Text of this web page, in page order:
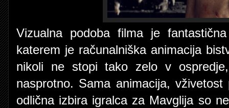
Vizualna podoba filma je
katerem je računalniška animacija
nikoli ne stopi tako zelo v
nasprotno. Sama animacija,
odlična izbira igralca za Mavglija so